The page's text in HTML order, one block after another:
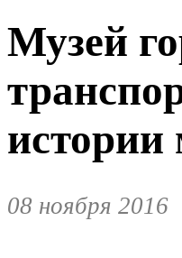
Музей
истории
08 ноября 2016